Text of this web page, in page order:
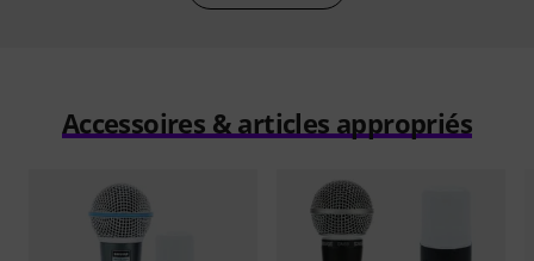
Accessoires & articles appropriés